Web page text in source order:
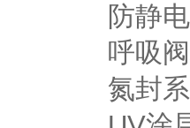
防静
呼吸
氮封